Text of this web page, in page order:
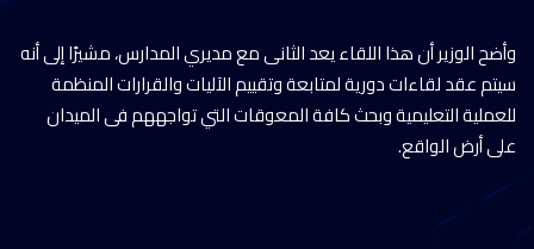
وأضح الوزير أن هذا اللقاء يعد الثانى مع مديري المدارس، مشيرًا إلى أنه
سيتم عقد لقاءات دورية لمتابعة وتقييم الآليات والقرارات المنظمة
للعملية التعليمية وبحث كافة المعوقات التي تواجههم فى الميدان
على أرض الواقع.